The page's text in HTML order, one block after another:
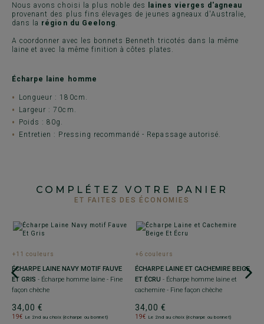
Nous avons choisi la plus noble des
laines vierges d'agneau
provenant des plus fins élevages de jeunes agneaux d'Australie,
dans la région du Geelong
A coordonner avec les bonnets Benneth tricotés dans la même
laine et avec la même finition à côtes plates.
Écharpe laine homme
Longueur : 180cm.
Largeur : 70cm.
Poids : 80g.
Entretien : Pressing recommandé - Repassage autorisé.
COMPLÉTEZ VOTRE PANIER
ET FAITES DES ÉCONOMIES
+11 couleurs
ÉCHARPE LAINE NAVY MOTIF FAUVE
ET GRIS - Écharpe homme laine - Fine
façon chèche
34,00 €
19€ Le 2nd au choix (écharpe ou bonnet)
+6 couleurs
ÉCHARPE LAINE ET CACHEMIRE BEIGE
ET ÉCRU - Écharpe homme laine et
cachemire - Fine façon chèche
34,00 €
19€ Le 2nd au choix (écharpe ou bonnet)